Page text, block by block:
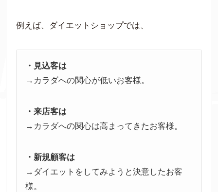
例えば、ダイエットショップでは、
・見込客は
→カラダへの関心が低いお客様。
・来店客は
→カラダへの関心は高まってきたお客様。
・新規顧客は
→ダイエットをしてみようと決意したお客
様。